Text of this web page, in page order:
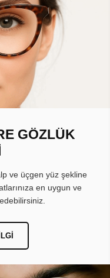
GÖZLÜK
ve üçgen yüz şekline
en uygun ve